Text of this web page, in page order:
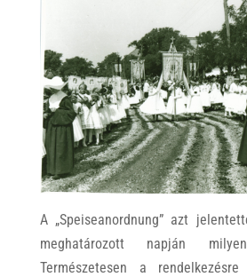
A „Speiseanordnung” azt
meghatározott napján
Természetesen a